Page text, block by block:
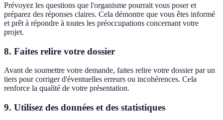
Prévoyez les questions que l'organisme pourrait vous poser et
préparez des réponses claires. Cela démontre que vous êtes informé
et prêt à répondre à toutes les préoccupations concernant votre
projet.
8. Faites relire votre dossier
Avant de soumettre votre demande, faites relire votre dossier par un
tiers pour corriger d'éventuelles erreurs ou incohérences. Cela
renforce la qualité de votre présentation.
9. Utilisez des données et des statistiques